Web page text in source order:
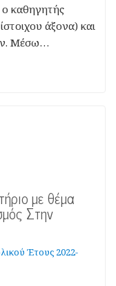
ο καθηγητής
άξονα) και
Μέσω…
με θέμα
Στην
Έτους 2022-